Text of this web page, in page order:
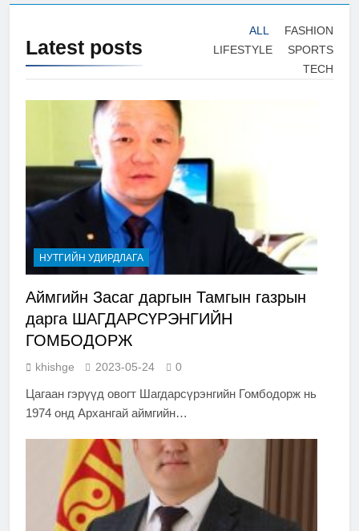
Latest posts
ALL
FASHION
LIFESTYLE
SPORTS
TECH
НУТГИЙН УДИРДЛАГА
Аймгийн Засаг даргын Тамгын газрын
дарга ШАГДАРСҮРЭНГИЙН
ГОМБОДОРЖ
khishge 2023-05-24 0
Цагаан гэрүүд овогт Шагдарсүрэнгийн Гомбодорж нь
1974 онд Архангай аймгийн…